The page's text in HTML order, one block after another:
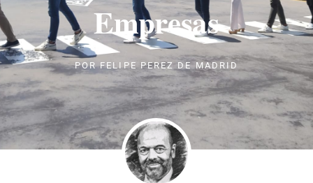
Empresas
PORFELIPE PEREZ DE MADRID